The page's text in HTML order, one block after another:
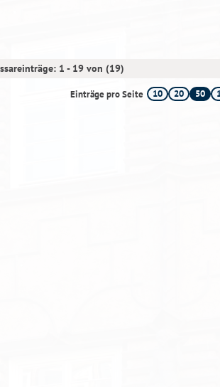
1 - 19 von (19)
Einträge pro Seite 10 20 50